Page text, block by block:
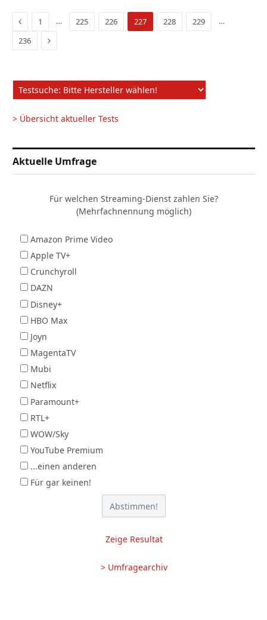
Vorige
Seite
1 … 225 226 227 228 229
…
236
Nächste
> Übersicht aktueller Tests
Aktuelle Umfrage
Für welchen Streaming-Dienst zahlen Sie?
(Mehrfachnennung möglich)
Amazon Prime Video
Apple TV+
Crunchyroll
DAZN
Disney+
HBO Max
Joyn
MagentaTV
Mubi
Netflix
Paramount+
RTL+
WOW/Sky
YouTube Premium
...einen anderen
Für gar keinen!
Zeige Resultat
> Umfragearchiv